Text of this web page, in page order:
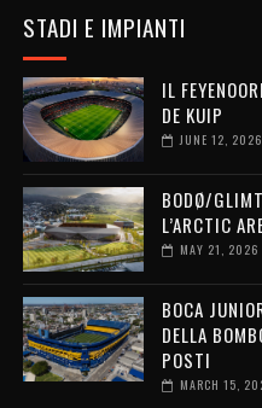
STADI E IMPIANTI
IL
DE KUIP
JUNE 12, 2026
BODØ/
L’ARCTIC
MAY 21, 2026
BOCA
DELLA
POSTI
MARCH 15,